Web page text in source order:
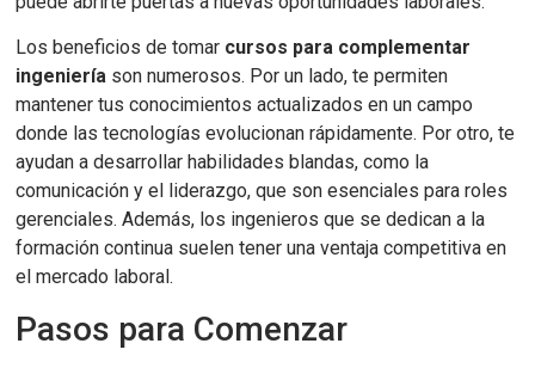
Los beneficios de tomar cursos para complementar
ingeniería son numerosos. Por un lado, te permiten
mantener tus conocimientos actualizados en un campo
donde las tecnologías evolucionan rápidamente. Por otro, te
ayudan a desarrollar habilidades blandas, como la
comunicación y el liderazgo, que son esenciales para roles
gerenciales. Además, los ingenieros que se dedican a la
formación continua suelen tener una ventaja competitiva en
el mercado laboral.
Pasos para Comenzar